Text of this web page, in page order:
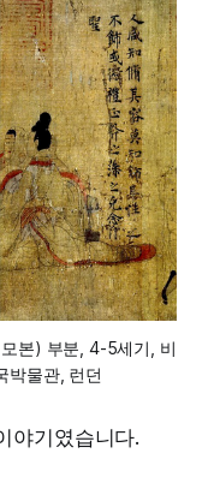
위치한 동쪽을 상
, 세자가 머무는 동
성을 위해 왕실 가
음) + 청자 유약
옥빛에 가까운
철분 있음) →
를 건네는 그림 병풍
영국박물관
'에 있습니다. 영
본에 돌아온 작품
대여해서 전시하
끼를 건네는 그
본) 부분, 4-5세기, 비
박물관, 런던
야기였습니다.